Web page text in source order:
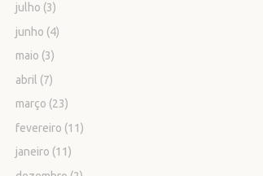
julho (3)
junho (4)
maio (3)
abril (7)
março (23)
fevereiro (11)
janeiro (11)